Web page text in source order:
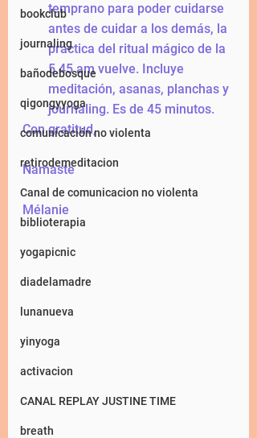
bookclub
journaling
bañodebosque
qigongyyoga
comunicación no violenta
retirodemeditacion
Canal de comunicacion no violenta
biblioterapia
yogapicnic
diadelamadre
lunanueva
yinyoga
activacion
CANAL REPLAY JUSTINE TIME
breath
temprano para poder cuidarse
antes de cuidar a los demás, la
práctica del ritual mágico de la
5.45 am vuelve. Incluye
meditación, asanas, planchas y
journaling. Es de 45 minutos.
Con gratitud,
Namaste
Mélanie